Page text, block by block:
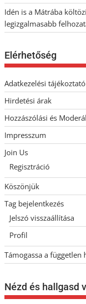
Idén is a Mátrába
legizgalmasabb
Elérhetőség
Adatkezelési tájékoztató
Hirdetési árak
Hozzászólási és
Impresszum
Join Us
Regisztráció
Köszönjük
Tag bejelentkezés
Jelszó visszaállítása
Profil
Támogassa a független
Nézd és hallgasd